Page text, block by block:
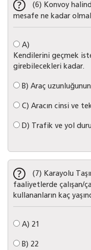
(6) Konvoy
mesafe ne kadar
A)
Kendilerini geçmek
girebilecekleri kadar.
B) Araç
C) Aracın cinsi ve
D) Trafik ve yol
(7) Karayolu
faaliyetlerde çalışan/
kullananların kaç
A) 21
B) 22